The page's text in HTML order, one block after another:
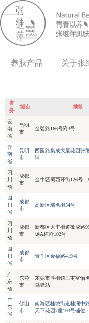
养肤产品 关于张
省
份
城市 地址
云
南
省
昆明
市
金碧路166号附3号
云
南
省
昆明
市
西园路集成大厦花园张
铺
四
川
省
成都
市
金牛区蜀西环街126号
四
川
省
成都
市
高新区瑞名街54号
四
川
省
成都
市
新都区大丰街道敬成路
场A栋附102号
四
川
省
成都
市
青羊区金福路419号
广
东
省
东莞
市
东莞市厚街镇三屯富怡
鸟驿站
广
东
省
佛山
市
南海区桂城街道桂澜中
天下花园7座103号铺位